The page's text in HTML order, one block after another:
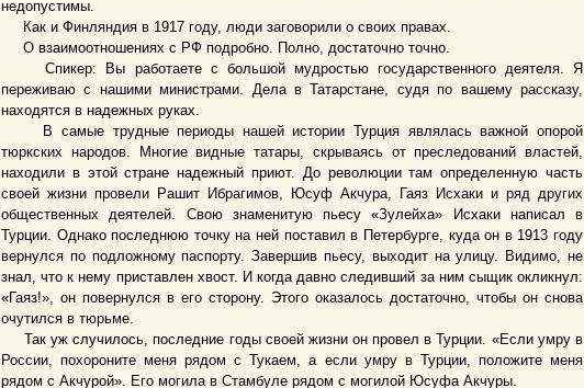
недопустимы.
Как и Финляндия в 1917 году, люди заговорили о своих правах.
О взаимоотношениях с РФ подробно. Полно, достаточно точно.
Спикер: Вы работаете с большой мудростью государственного деятеля. Я
переживаю с нашими министрами. Дела в Татарстане, судя по вашему рассказу,
находятся в надежных руках.
В самые трудные периоды нашей истории Турция являлась важной опорой
тюркских народов. Многие видные татары, скрываясь от преследований властей,
находили в этой стране надежный приют. До революции там определенную часть
своей жизни провели Рашит Ибрагимов, Юсуф Акчура, Гаяз Исхаки и ряд других
общественных деятелей. Свою знаменитую пьесу «Зулейха» Исхаки написал в
Турции. Однако последнюю точку на ней поставил в Петербурге, куда он в 1913 году
вернулся по подложному паспорту. Завершив пьесу, выходит на улицу. Видимо, не
знал, что к нему приставлен хвост. И когда давно следивший за ним сыщик окликнул:
«Гаяз!», он повернулся в его сторону. Этого оказалось достаточно, чтобы он снова
очутился в тюрьме.
Так уж случилось, последние годы своей жизни он провел в Турции. «Если умру в
России, похороните меня рядом с Тукаем, а если умру в Турции, положите меня
рядом с Акчурой». Его могила в Стамбуле рядом с могилой Юсуфа Акчуры.